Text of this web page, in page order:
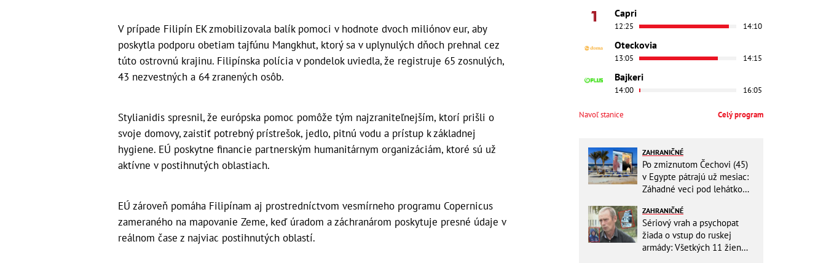
V prípade Filipín EK zmobilizovala balík pomoci v hodnote dvoch miliónov eur, aby
poskytla podporu obetiam tajfúnu Mangkhut, ktorý sa v uplynulých dňoch prehnal cez
túto ostrovnú krajinu. Filipínska polícia v pondelok uviedla, že registruje 65 zosnulých,
43 nezvestných a 64 zranených osôb.
Stylianidis spresnil, že európska pomoc pomôže tým najzraniteľnejším, ktorí prišli o
svoje domovy, zaistiť potrebný prístrešok, jedlo, pitnú vodu a prístup k základnej
hygiene. EÚ poskytne financie partnerským humanitárnym organizáciám, ktoré sú už
aktívne v postihnutých oblastiach.
EÚ zároveň pomáha Filipínam aj prostredníctvom vesmírneho programu Copernicus
zameraného na mapovanie Zeme, keď úradom a záchranárom poskytuje presné údaje v
reálnom čase z najviac postihnutých oblastí.
Capri
12:25 14:10
Oteckovia
13:05 14:15
Bajkeri
14:00 16:05
Navoľ stanice Celý program
ZAHRANIČNÉ
Po zmiznutom Čechovi (45)
v Egypte pátrajú už mesiac:
Záhadné veci pod lehátkom,
vypovede
ZAHRANIČNÉ
Sériový vrah a psychopat
žiada o vstup do ruskej
armády: Všetkých 11 žien